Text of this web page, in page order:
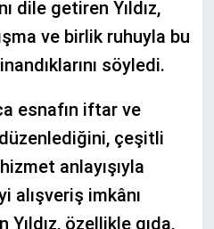
dile getiren Yıldız,
ve birlik ruhuyla bu
söyledi.
esnafın iftar ve
çeşitli
anlayışıyla
alışveriş imkânı
özellikle gıda,